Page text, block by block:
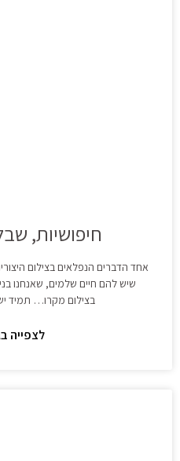
חיפושיות,
אחד הדברים הנפלאים בצילום
שיש להם חיים שלמים, שאנחנו
בצילום מקרו… תמיד
לצפייה